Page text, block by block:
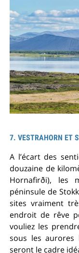
7. VESTRAHORN ET
A l’écart des
douzaine de
Hornafirði), les
péninsule de
sites vraiment
endroit de rêve
vouliez les
sous les aurores
seront le cadre